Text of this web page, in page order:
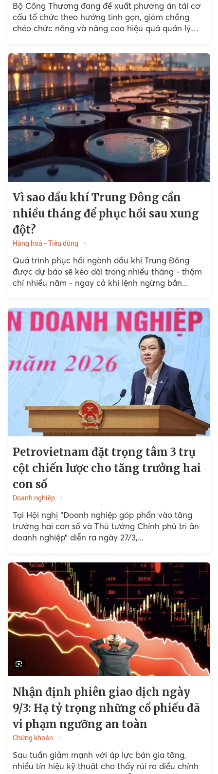
Bộ Công Thương đang đề xuất phương án tái cơ
cấu tổ chức theo hướng tinh gọn, giảm chồng
chéo chức năng và nâng cao hiệu quả quản lý
Vì sao dầu khí Trung Đông cần
nhiều tháng để phục hồi sau xung
đột?
Hàng hoá - Tiêu dùng
Quá trình phục hồi ngành dầu khí Trung Đông
được dự báo sẽ kéo dài trong nhiều tháng - thậm
chí nhiều năm - ngay cả khi lệnh ngừng bắn...
Petrovietnam đặt trọng tâm 3 trụ
cột chiến lược cho tăng trưởng hai
con số
Doanh nghiệp
Tại Hội nghị “Doanh nghiệp góp phần vào tăng
trưởng hai con số và Thủ tướng Chính phủ tri ân
doanh nghiệp” diễn ra ngày 27/3,...
Nhận định phiên giao dịch ngày
9/3: Hạ tỷ trọng những cổ phiếu đã
vi phạm ngưỡng an toàn
Chứng khoán
Sau tuần giảm mạnh với áp lực bán gia tăng,
nhiều tín hiệu kỹ thuật cho thấy rủi ro điều chỉnh